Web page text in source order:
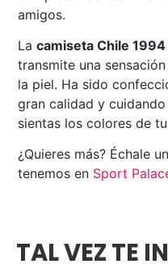
amigos.
Lacamiseta Chile
transmite una
la piel. Ha sido
gran calidad y
sientas los colores de
¿Quieres más? Échale
tenemos en Sport
TAL VEZ TE